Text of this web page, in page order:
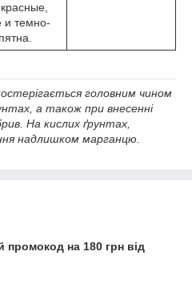
и темно-
головним чином
а також при внесенні
На кислих ґрунтах,
надлишком марганцю.
промокод на 180 грн від